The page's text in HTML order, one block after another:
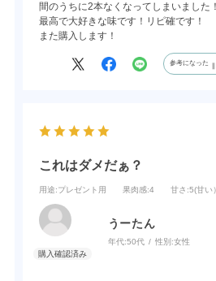
間のうちに2本なくなってしまいました！
最高で大好きな味です！リピ確です！
また購入します！
参考になった
これはダメだぁ？
用途:プレゼント用 果肉感:4 甘さ :5(甘い）
うーたん
年代:50代 性別:女性